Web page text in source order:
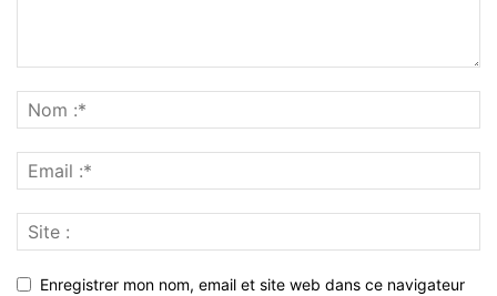
Enregistrer mon nom, email et site web dans ce navigateur